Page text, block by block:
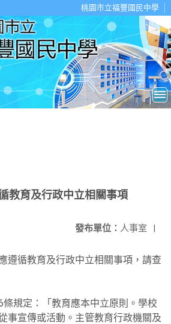
桃園市立福豐國民中學
教育及行政中立相關事項
發布單位： 人事室 |
遵循教育及行政中立相關事項，請查
規定：「教育應本中立原則。學校
事宣傳或活動。主管教育行政機關及